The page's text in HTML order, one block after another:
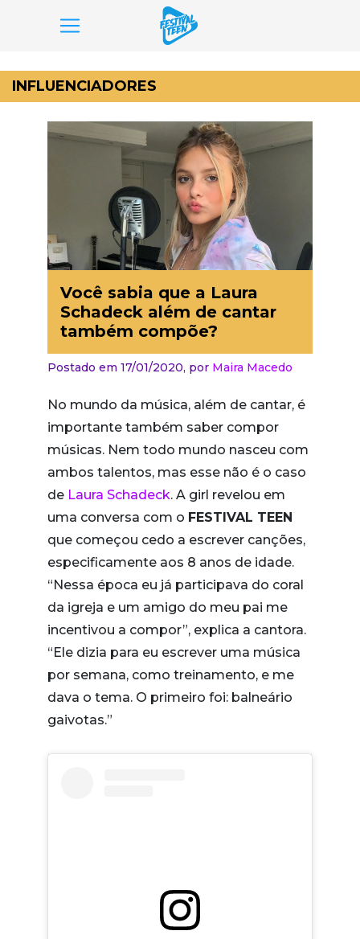
para
o
conteúdo
INFLUENCIADORES
Você sabia que a Laura
Schadeck além de cantar
também compõe?
Postado em 17/01/2020, por Maira Macedo
No mundo da música, além de cantar, é
importante também saber compor
músicas. Nem todo mundo nasceu com
ambos talentos, mas esse não é o caso
de Laura Schadeck. A girl revelou em
uma conversa com o FESTIVAL TEEN
que começou cedo a escrever canções,
especificamente aos 8 anos de idade.
“Nessa época eu já participava do coral
da igreja e um amigo do meu pai me
incentivou a compor”, explica a cantora.
“Ele dizia para eu escrever uma música
por semana, como treinamento, e me
dava o tema. O primeiro foi: balneário
gaivotas.”